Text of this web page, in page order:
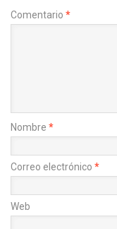
Comentario *
Nombre *
Correo electrónico *
Web